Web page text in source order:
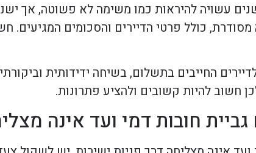
עשויה להיראות כמו משימה לא פשוטה, אך
כולל פרטי הדיירים והסכומים המגיעים.
החייבים בתשלום, בשיחה ידידותית
חשוב להיות קשובים ולהציע פתרונות.
חובות דמי ועד אינה